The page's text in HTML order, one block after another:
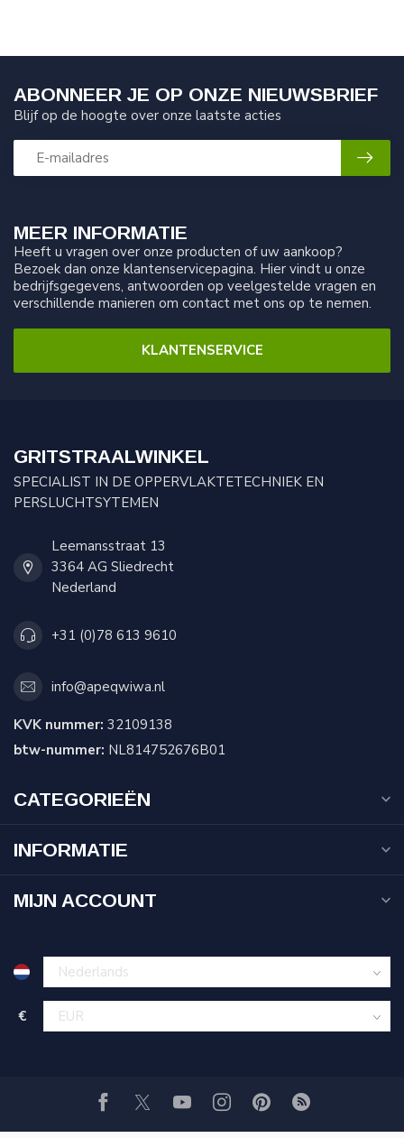
MEER INFORMATIE
Heeft u vragen over onze producten of uw aankoop?
Bezoek dan onze klantenservicepagina. Hier vindt u onze
bedrijfsgegevens, antwoorden op veelgestelde vragen en
verschillende manieren om contact met ons op te nemen.
KLANTENSERVICE
ABONNEER JE OP ONZE NIEUWSBRIEF
Blijf op de hoogte over onze laatste acties
GRITSTRAALWINKEL
SPECIALIST IN DE OPPERVLAKTETECHNIEK EN
PERSLUCHTSYTEMEN
Leemansstraat 13
3364 AG Sliedrecht
Nederland
+31 (0)78 613 9610
info@apeqwiwa.nl
KVK nummer: 32109138
btw-nummer: NL814752676B01
CATEGORIEËN
INFORMATIE
MIJN ACCOUNT
€